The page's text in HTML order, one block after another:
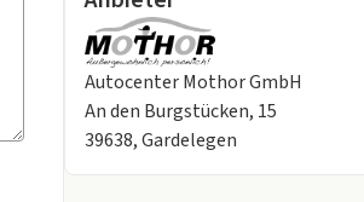
Autocenter Mothor GmbH
An den Burgstücken, 15
39638, Gardelegen